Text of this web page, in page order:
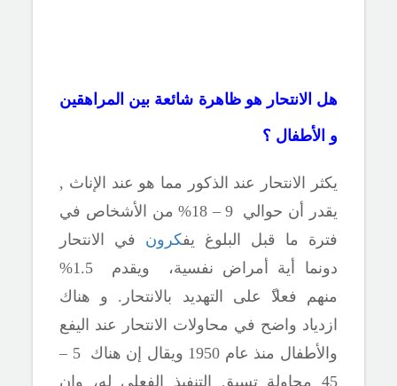
هل الانتحار هو ظاهرة شائعة بين المراهقين
و الأطفال ؟
يكثر الانتحار عند الذكور مما هو عند الإناث ,
يقدر أن حوالي
9 – 18% من الأشخاص في
فترة ما قبل البلوغ يفكرون في الانتحار
دونما أية أمراض
نفسية، ويقدم 1.5%
منهم فعلا على التهديد بالانتحار. و هناك
ازدياد واضح في محاولات الانتحار
عند اليفع
والأطفال منذ
عام 1950 ويقال إن هناك 5 –
45 محاولة تسبق التنفيذ الفعلي له، وان